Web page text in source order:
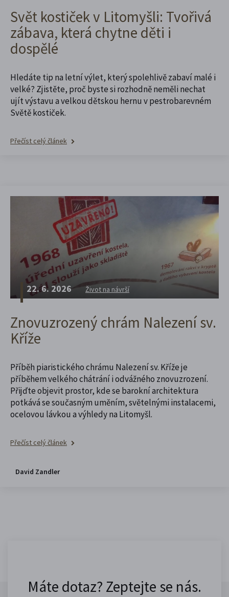
Svět kostiček v Litomyšli: Tvořivá
zábava, která chytne děti i
dospělé
Hledáte tip na letní výlet, který spolehlivě zabaví malé i
velké? Zjistěte, proč byste si rozhodně neměli nechat
ujít výstavu a velkou dětskou hernu v pestrobarevném
Světě kostiček.
Přečíst celý článek
22. 6. 2026 Život na návrší
Znovuzrozený chrám Nalezení sv.
Kříže
Příběh piaristického chrámu Nalezení sv. Kříže je
příběhem velkého chátrání i odvážného znovuzrození.
Přijďte objevit prostor, kde se barokní architektura
potkává se současným uměním, světelnými instalacemi,
ocelovou lávkou a výhledy na Litomyšl.
Přečíst celý článek
David Zandler
Máte dotaz? Zeptejte se nás.